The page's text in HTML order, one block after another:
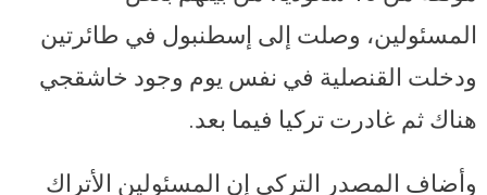
المسئولين، وصلت إلى إسطنبول في طائرتين
ودخلت القنصلية في نفس يوم وجود خاشقجي
هناك ثم غادرت تركيا فيما بعد.
وأضاف المصدر التركي إن المسئولين الأتراك